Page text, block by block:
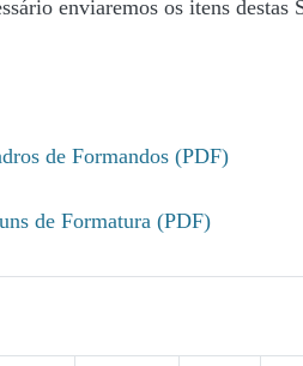
enviaremos os itens
de Formandos (PDF)
de Formatura (PDF)